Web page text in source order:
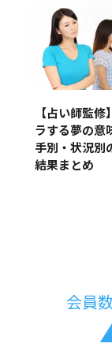
【占い師監修
ラする夢の意
手別・状況別
結果まとめ